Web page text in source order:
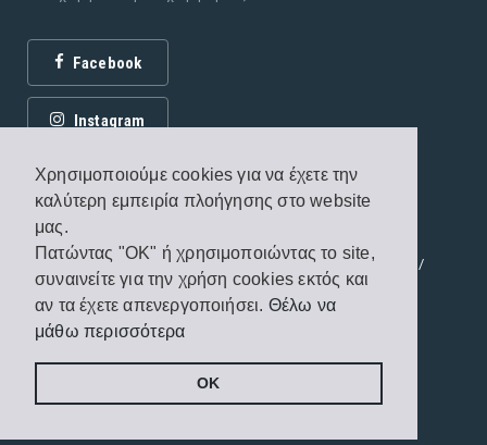
Χρησιμοποιούμε cookies για να έχετε την
καλύτερη εμπειρία πλοήγησης στο website
μας.
Πατώντας "OK" ή χρησιμοποιώντας το site,
συναινείτε για την χρήση cookies εκτός και
αν τα έχετε απενεργοποιήσει. Θέλω να
μάθω περισσότερα
OK
Facebook
Instagram
© 2026 Εκδόσεις Fagottobooks. All rights reserved. /
Όροι χρήσης
/ Πολιτική προστασίας
Handcrafted by